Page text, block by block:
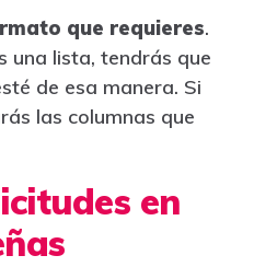
que requieres.
una lista, tendrás que
de esa manera. Si
las columnas que
en